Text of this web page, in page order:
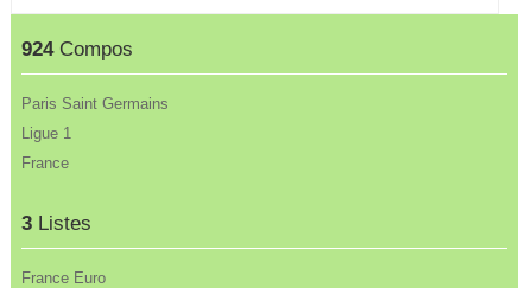
924Compos
Paris Saint Germains
Ligue 1
France
3 Listes
France Euro